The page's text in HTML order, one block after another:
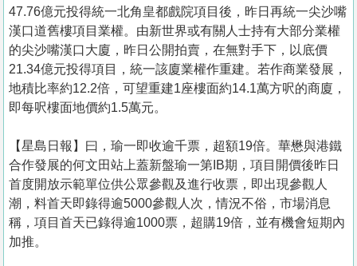
47.76億元投得統一北角皇都戲院項目後，昨日再統一尖沙嘴
漢口道舊樓項目業權。由新世界或有關人士持有大部分業權
的尖沙嘴漢口大廈，昨日公開拍賣，在無對手下，以底價
21.34億元投得項目，統一該廈業權作重建。若作商業發展，
地積比率約12.2倍，可望重建1座樓面約14.1萬方呎的商廈，
即每呎樓面地價約1.5萬元。
【星島日報】曰，瑜一即收逾千票，超額19倍。華懋與港鐵
合作發展的何文田站上蓋新盤瑜一第IB期，項目開價後昨日
首度開放示範單位供公眾參觀及進行收票，即出現參觀人
潮，料首天即錄得逾5000參觀人次，情況不俗，市場消息
稱，項目首天已錄得逾1000票，超購19倍，並有機會短期內
加推。